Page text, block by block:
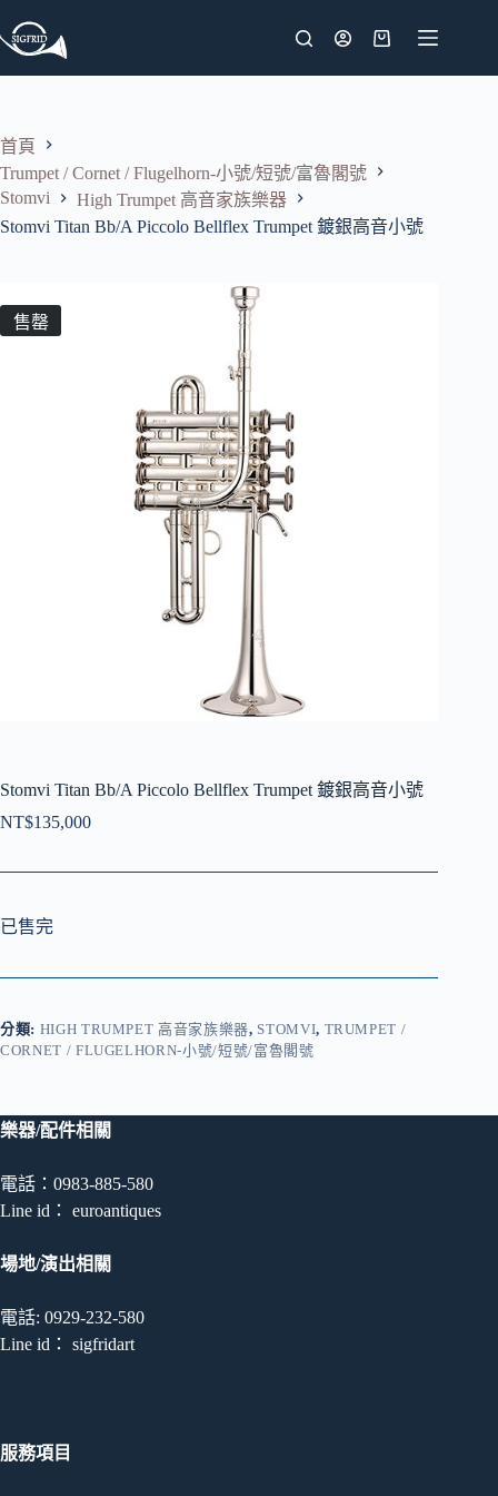
至
容
購
物
首頁
Trumpet / Cornet / Flugelhorn-小號/短號/富魯閣號
Stomvi
High Trumpet 高音家族樂器
Stomvi Titan Bb/A Piccolo Bellflex Trumpet 鍍銀高音小號
售罄
Stomvi Titan Bb/A Piccolo Bellflex Trumpet 鍍銀高音小號
NT$135,000
已售完
分類: HIGH TRUMPET 高音家族樂器, STOMVI, TRUMPET /
CORNET / FLUGELHORN-小號/短號/富魯閣號
樂器/配件相關
電話：0983-885-580
Line id： euroantiques
場地/演出相關
電話: 0929-232-580
Line id： sigfridart
服務項目